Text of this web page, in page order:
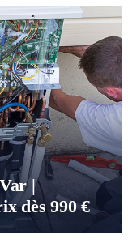
|
dès 990 €